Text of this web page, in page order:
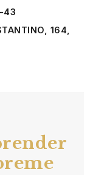
43
164,